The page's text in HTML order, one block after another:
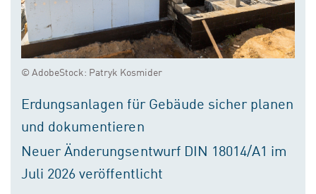
© AdobeStock: Patryk Kosmider
Erdungsanlagen für Gebäude sicher planen
und dokumentieren
Neuer Änderungsentwurf DIN 18014/A1 im
Juli 2026 veröffentlicht